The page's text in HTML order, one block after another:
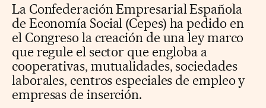
La Confederación Empresarial Española
de Economía Social (Cepes) ha pedido en
el Congreso la creación de una ley marco
que regule el sector que engloba a
cooperativas, mutualidades, sociedades
laborales, centros especiales de empleo y
empresas de inserción.